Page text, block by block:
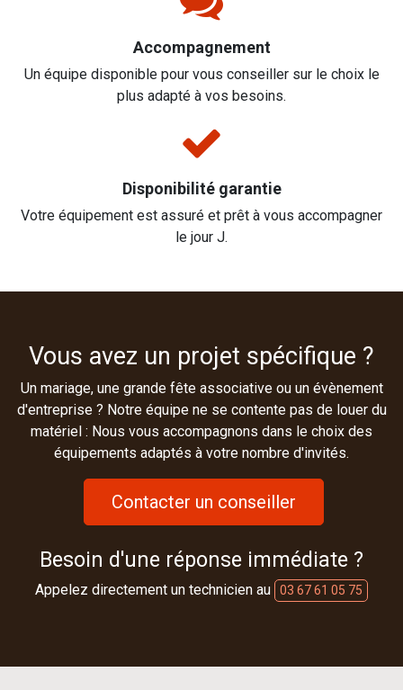
Accompagnement
Un équipe disponible pour vous conseiller sur le choix le
plus adapté à vos besoins.
Disponibilité garantie
Votre équipement est assuré et prêt à vous accompagner
le jour J.
Vous avez un projet spécifique ?
Un mariage, une grande fête associative ou un évènement
d'entreprise ? Notre équipe ne se contente pas de louer du
matériel : Nous vous accompagnons dans le choix des
équipements adaptés à votre nombre d'invités.
Contacter un conseiller
Besoin d'une réponse immédiate ?
Appelez directement un technicien au 03 67 61 05 75